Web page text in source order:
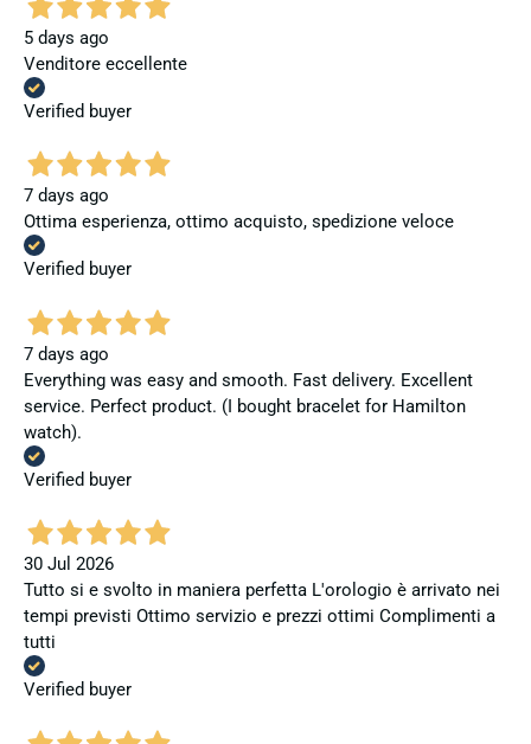
5 days ago
Venditore eccellente
Verified buyer
7 days ago
Ottima esperienza, ottimo acquisto, spedizione veloce
Verified buyer
7 days ago
Everything was easy and smooth. Fast delivery. Excellent
service. Perfect product. (I bought bracelet for Hamilton
watch).
Verified buyer
30 Jul 2026
Tutto si e svolto in maniera perfetta L'orologio è arrivato nei
tempi previsti Ottimo servizio e prezzi ottimi Complimenti a
tutti
Verified buyer